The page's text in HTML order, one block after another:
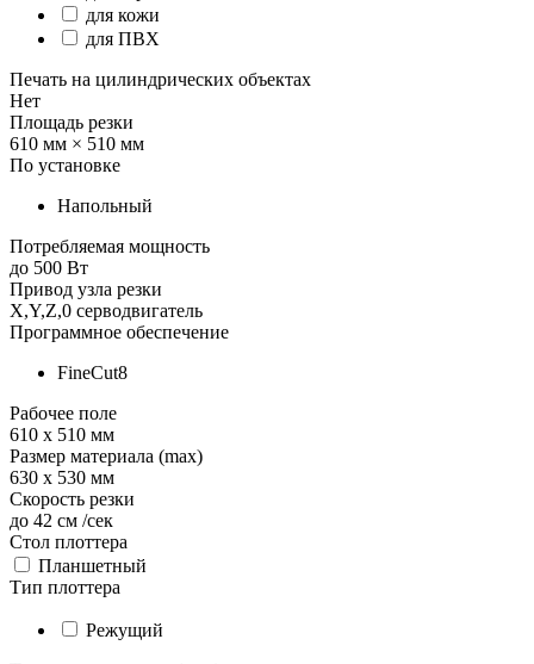
для кожи
для ПВХ
Печать на цилиндрических объектах
Нет
Площадь резки
610 мм × 510 мм
По установке
Напольный
Потребляемая мощность
до 500 Вт
Привод узла резки
X,Y,Z,0 серводвигатель
Программное обеспечение
FineCut8
Рабочее поле
610 х 510 мм
Размер материала (max)
630 x 530 мм
Скорость резки
до 42 см /сек
Стол плоттера
Планшетный
Тип плоттера
Режущий